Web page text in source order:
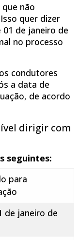
não
quer dizer
01 de janeiro de
no processo
condutores
a data de
de acordo
dirigir com
seguintes:
para
de janeiro de